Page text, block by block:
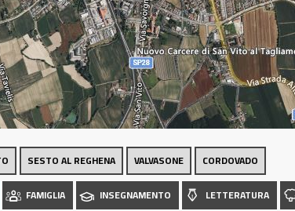
SESTO AL REGHENA VALVASONE CORDOVADO
FAMIGLIA INSEGNAMENTO LETTERATURA